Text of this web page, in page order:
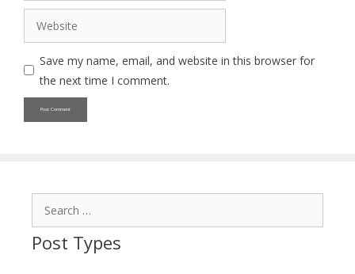
Website
Save my name, email, and website in this browser for
the next time I comment.
Post Types